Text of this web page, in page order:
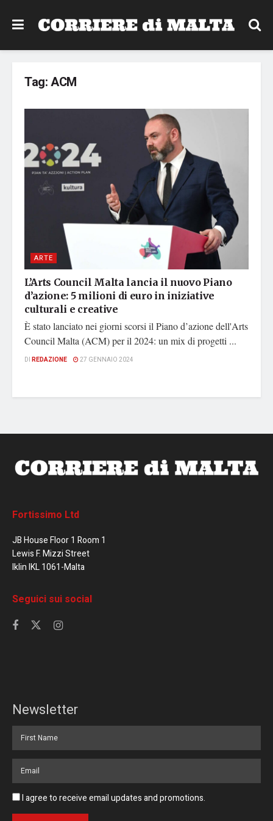
Tag:ACM
ARTE
L’Arts Council Malta lancia il nuovo Piano
d’azione: 5 milioni di euro in iniziative
culturali e creative
È stato lanciato nei giorni scorsi il Piano d’azione dell'Arts
Council Malta (ACM) per il 2024: un mix di progetti ...
DI REDAZIONE 27 GENNAIO 2024
Fortissimo Ltd
JB House Floor 1 Room 1
Lewis F. Mizzi Street
Iklin IKL 1061-Malta
Seguici sui social
Newsletter
I agree to receive email updates and promotions.